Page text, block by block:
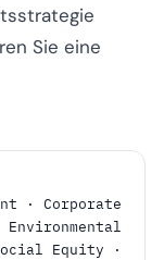
Sie eine
· Corporate
Equity ·